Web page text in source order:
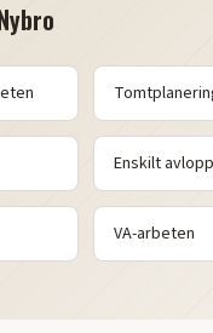
Enskilt
VA-arbeten